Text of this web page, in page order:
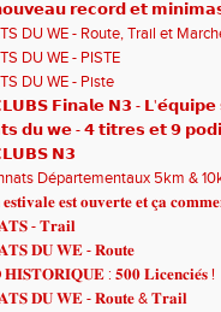
𝗿𝗲𝗰𝗼𝗿𝗱 𝗲𝘁
𝗱𝘂 𝗠𝗼𝗻𝗱𝗲 𝗨𝟮𝟬
DU WE - Route, Trail et
DU WE - PISTE
DU WE - Piste
𝗙𝗶𝗻𝗮𝗹𝗲 𝗡𝟯 - 𝗟'𝗲́𝗾𝘂𝗶𝗽𝗲
𝗱𝘂 𝘄𝗲 - 𝟰 𝘁𝗶𝘁𝗿𝗲𝘀 𝗲𝘁 𝟵
𝗡𝟯
Départementaux 5km &
et un max de plaisir pour tous !
𝐞𝐬𝐭 𝐨𝐮𝐯𝐞𝐫𝐭𝐞 𝐞𝐭 𝐜̧𝐚
- 𝐓𝐫𝐚𝐢𝐥
𝐃𝐔 𝐖𝐄 - 𝐑𝐨𝐮𝐭𝐞
: 𝟓𝟎𝟎 𝐋𝐢𝐜𝐞𝐧𝐜𝐢𝐞́𝐬 !
𝐃𝐔 𝐖𝐄 - 𝐑𝐨𝐮𝐭𝐞 & 𝐓𝐫𝐚𝐢𝐥